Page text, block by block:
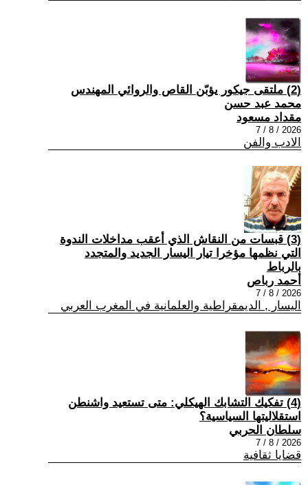
(2) ملتقى جيكور يؤبّن القاص والروائي المهندس
محمد عبد حسن
مقداد مسعود
2026 / 8 / 7
الادب والفن
(3) قبسات من النقاش الذي أعقب مداخلات الندوة
التي نظمها مؤخرا تيار اليسار الجديد والمتجدد
بالرباط
أحمد رباص
2026 / 8 / 7
اليسار , الديمقراطية والعلمانية في المغرب العربي
(4) تفكيك التشابك الهيكلي: متى تستعيد واشنطن
استقلاليتها السياسية؟
سلطان الحربي
2026 / 8 / 7
قضايا ثقافية